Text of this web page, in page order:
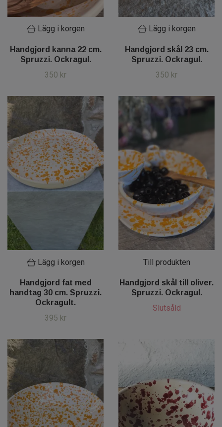
Lägg i korgen
Handgjord kanna 22 cm.
Spruzzi. Ockragul.
350 kr
Lägg i korgen
Handgjord skål 23 cm.
Spruzzi. Ockragul.
350 kr
Lägg i korgen
Handgjord fat med
handtag 30 cm. Spruzzi.
Ockragult.
395 kr
Till produkten
Handgjord skål till oliver.
Spruzzi. Ockragul.
Slutsåld